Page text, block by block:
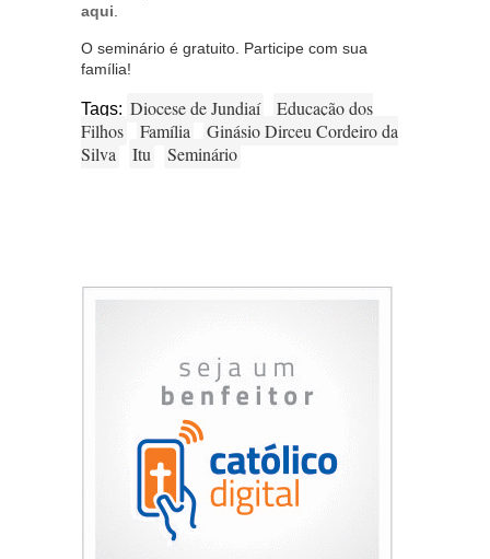
aqui
O seminário é gratuito. Participe com sua
família!
Tags: Diocese de Jundiaí
Educação dos
Filhos
Família
Ginásio Dirceu Cordeiro da
Silva
Itu Seminário